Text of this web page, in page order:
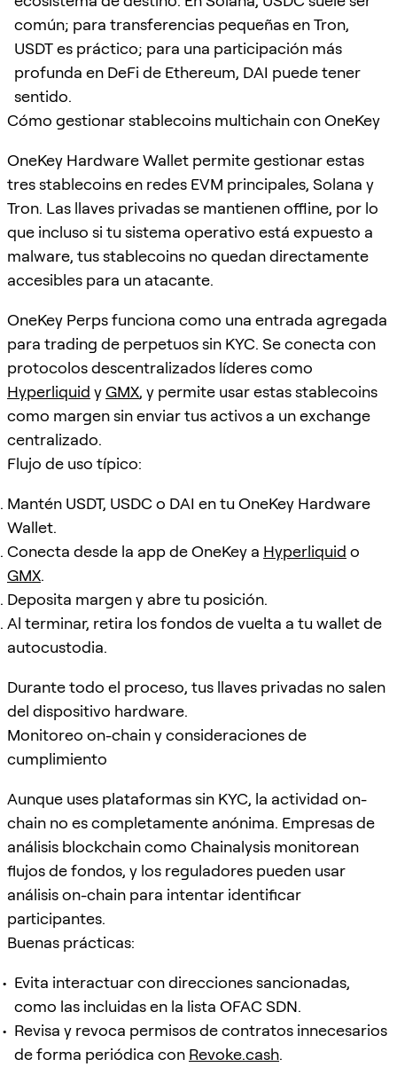
común; para transferencias pequeñas en Tron,
USDT es práctico; para una participación más
profunda en DeFi de Ethereum, DAI puede tener
sentido.
Cómo gestionar stablecoins multichain con OneKey
OneKey Hardware Wallet permite gestionar estas
tres stablecoins en redes EVM principales, Solana y
Tron. Las llaves privadas se mantienen offline, por lo
que incluso si tu sistema operativo está expuesto a
malware, tus stablecoins no quedan directamente
accesibles para un atacante.
OneKey Perps funciona como una entrada agregada
para trading de perpetuos sin KYC. Se conecta con
protocolos descentralizados líderes como
Hyperliquid yGMX, y permite usar estas stablecoins
como margen sin enviar tus activos a un exchange
centralizado.
Flujo de uso típico:
Mantén USDT, USDC o DAI en tu OneKey Hardware
Wallet.
Conecta desde la app de OneKey a Hyperliquid o
GMX.
Deposita margen y abre tu posición.
Al terminar, retira los fondos de vuelta a tu wallet de
autocustodia.
Durante todo el proceso, tus llaves privadas no salen
del dispositivo hardware.
Monitoreo on-chain y consideraciones de
cumplimiento
Aunque uses plataformas sin KYC, la actividad on-
chain no es completamente anónima. Empresas de
análisis blockchain como Chainalysis monitorean
flujos de fondos, y los reguladores pueden usar
análisis on-chain para intentar identificar
participantes.
Buenas prácticas:
Evita interactuar con direcciones sancionadas,
como las incluidas en la lista OFAC SDN.
Revisa y revoca permisos de contratos innecesarios
de forma periódica con Revoke.cash.